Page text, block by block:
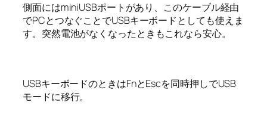
側面にはminiUSBポートがあり、このケーブル経由
でPCとつなぐことでUSBキーボードとしても使えま
す。突然電池がなくなったときもこれなら安心。
USBキーボードのときはFnとEscを同時押しでUSB
モードに移行。